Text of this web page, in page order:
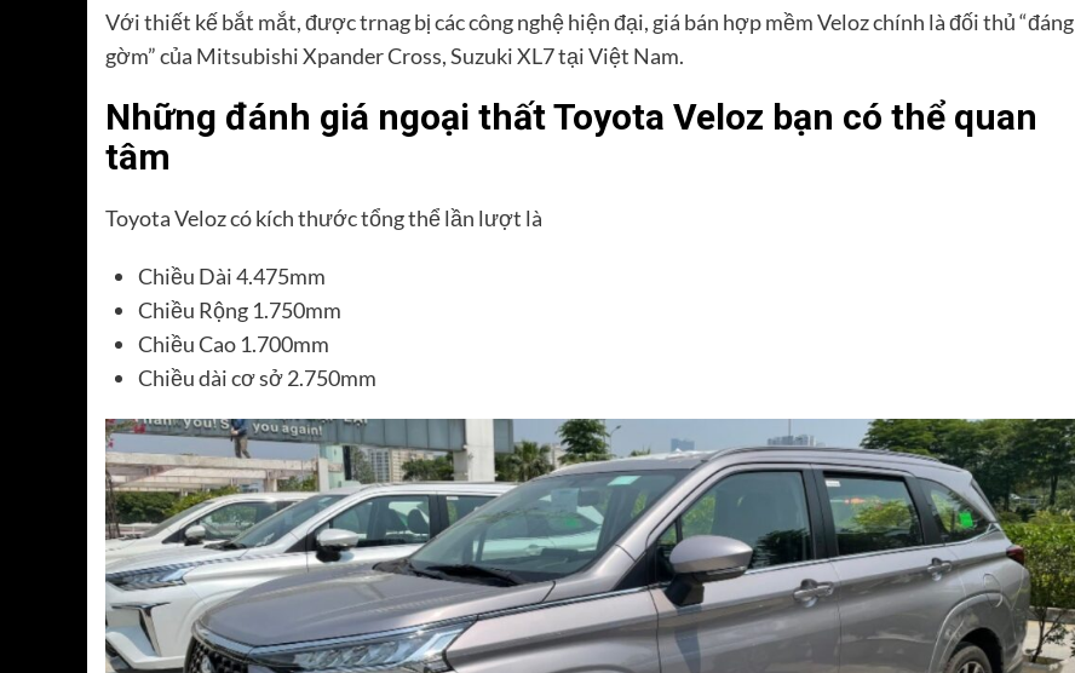
Với thiết kế bắt mắt, được trnag bị các công nghệ hiện đại, giá bán hợp mềm Veloz chính là đối thủ “đáng
gờm” của Mitsubishi Xpander Cross, Suzuki XL7 tại Việt Nam.
Những đánh giá ngoại thất Toyota Veloz bạn có thể quan
tâm
Toyota Veloz có kích thước tổng thể lần lượt là
Chiều Dài 4.475mm
Chiều Rộng 1.750mm
Chiều Cao 1.700mm
Chiều dài cơ sở 2.750mm